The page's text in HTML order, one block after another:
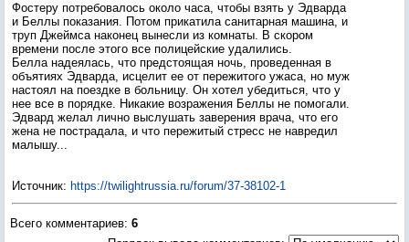
Фостеру потребовалось около часа, чтобы взять у Эдварда
и Беллы показания. Потом прикатила санитарная машина, и
труп Джеймса наконец вынесли из комнаты. В скором
времени после этого все полицейские удалились.
Белла надеялась, что предстоящая ночь, проведенная в
объятиях Эдварда, исцелит ее от пережитого ужаса, но муж
настоял на поездке в больницу. Он хотел убедиться, что у
нее все в порядке. Никакие возражения Беллы не помогали.
Эдвард желал лично выслушать заверения врача, что его
жена не пострадала, и что пережитый стресс не навредил
малышу...
Источник: https://twilightrussia.ru/forum/37-38102-1
Всего комментариев: 6